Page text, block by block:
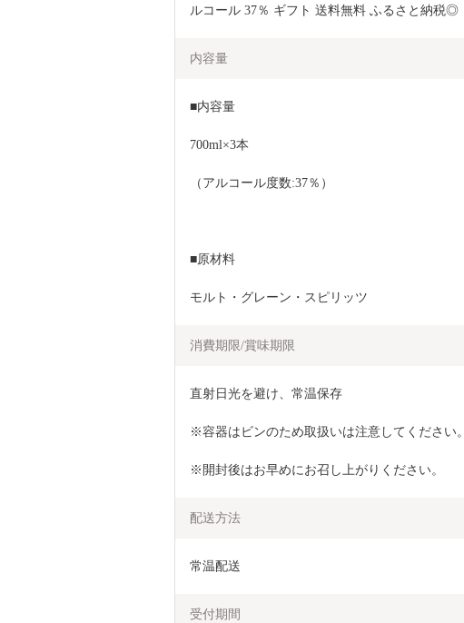
ルコール 37％ ギフト 送料無料 ふるさと納税◎
内容量
■内容量
700ml×3本
（アルコール度数:37％）
■原材料
モルト・グレーン・スピリッツ
消費期限/賞味期限
直射日光を避け、常温保存
※容器はビンのため取扱いは注意してください。
※開封後はお早めにお召し上がりください。
配送方法
常温配送
受付期間